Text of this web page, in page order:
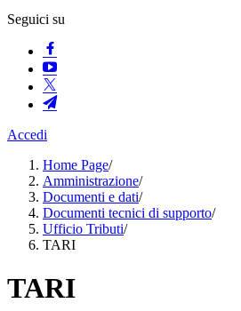
Seguici su
Accedi
Home Page/
Amministrazione/
Documenti e dati/
Documenti tecnici di supporto/
Ufficio Tributi/
TARI
TARI